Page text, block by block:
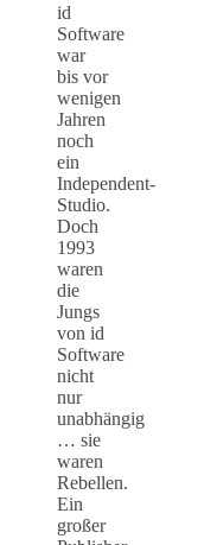
id
Software
war
bis vor
wenigen
Jahren
noch
ein
Independent-
Studio.
Doch
1993
waren
die
Jungs
von id
Software
nicht
nur
unabhängig
… sie
waren
Rebellen.
Ein
großer